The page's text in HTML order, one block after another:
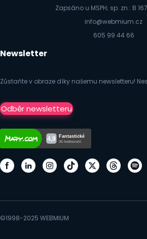
Zapsáno u MSPH; sp. zn.: B
info@webmium.cz
605 99 44 66
Newsletter
Zůstaňte v obraze díky našemu newsletteru!
Odběr newsletteru
©1998-2025 WEBMIUM